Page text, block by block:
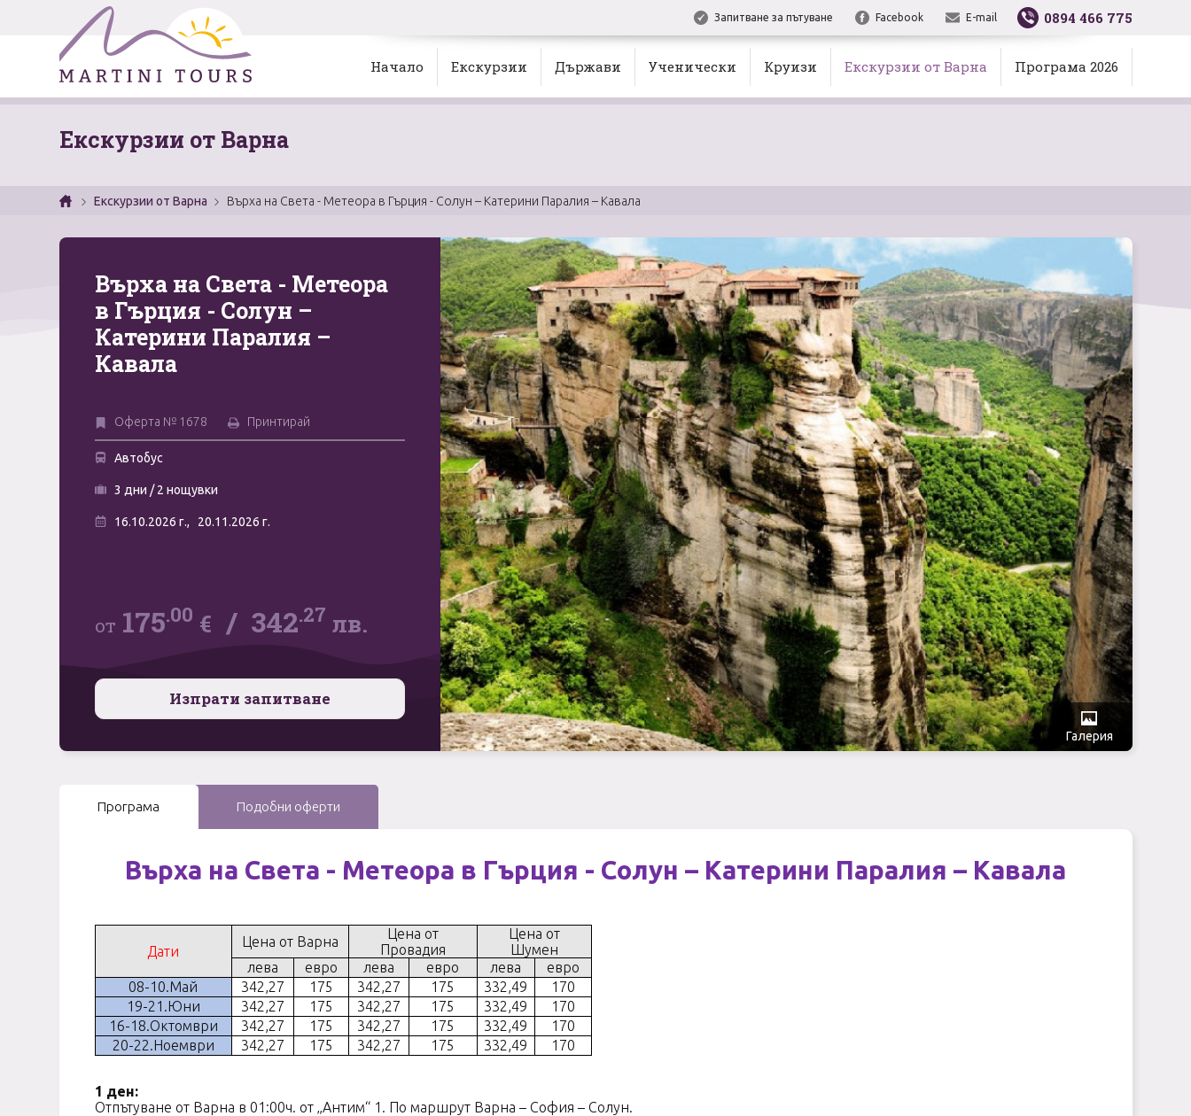
Запитване за пътуване Facebook E-mail 0894 466 775
Начало Екскурзии Държави Ученически Круизи Екскурзии от Варна Програма 2026
Екскурзии от Варна
Екскурзии от Варна Върха на Света - Метеора в Гърция - Солун – Катерини Паралия – Кавала
Върха на Света - Метеора
в Гърция - Солун –
Катерини Паралия –
Кавала
Оферта № 1678 Принтирай
Автобус
3 дни / 2 нощувки
16.10.2026 г., 20.11.2026 г.
от 175.00 € / 342.27 лв.
Изпрати запитване
Галерия
Програма Подобни оферти
Върха на Света - Метеора в Гърция - Солун – Катерини Паралия – Кавала
Дати
Цена от Варна
Цена от
Провадия
Цена от
Шумен
лева
евро лева евро лева
евро
08-10.Май
342,27 175 342,27 175 332,49
170
19-21.Юни
342,27 175 342,27 175 332,49
170
16-18.Октомври
342,27 175 342,27 175 332,49
170
20-22.Ноември
342,27 175 342,27 175 332,49 170
1 ден:
Отпътуване от Варна в 01:00ч. от „Антим“ 1. По маршрут Варна – София – Солун.